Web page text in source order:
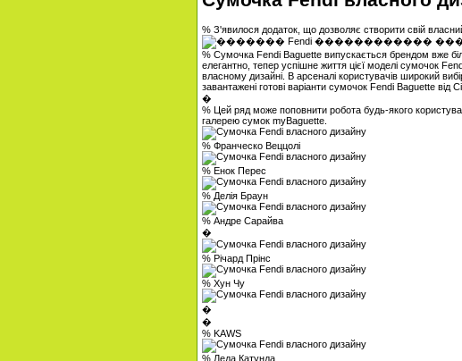
% З'явилося додаток, що дозволяє створити свій
% Сумочка Fendi Baguette випускається брендом вже
елегантно, тепер успішне життя цієї моделі сумочок
власному дизайні. В арсеналі користувачів широкий
завантажені готові варіанти сумочок Fendi Baguette від
�
% Цей ряд може поповнити робота будь-якого
галерею сумок myBaguette.
% Франческо Веццолі
% Енок Перес
% Делія Браун
% Андре Сарайва
�
% Річард Прінс
% Хун Чу
�
�
% KAWS
% Леда Катунда